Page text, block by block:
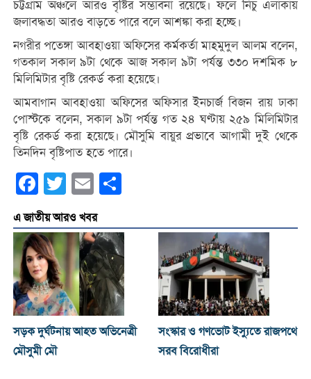
চট্টগ্রাম অঞ্চলে আরও বৃষ্টির সম্ভাবনা রয়েছে। ফলে নিচু এলাকায়
জলাবদ্ধতা আরও বাড়তে পারে বলে আশঙ্কা করা হচ্ছে।
নগরীর পতেঙ্গা আবহাওয়া অফিসের কর্মকর্তা মাহমুদুল আলম বলেন,
গতকাল সকাল ৯টা থেকে আজ সকাল ৯টা পর্যন্ত ৩৩০ দশমিক ৮
মিলিমিটার বৃষ্টি রেকর্ড করা হয়েছে।
আমবাগান আবহাওয়া অফিসের অফিসার ইনচার্জ বিজন রায় ঢাকা
পোস্টকে বলেন, সকাল ৯টা পর্যন্ত গত ২৪ ঘণ্টায় ২৫৯ মিলিমিটার
বৃষ্টি রেকর্ড করা হয়েছে। মৌসুমি বায়ুর প্রভাবে আগামী দুই থেকে
তিনদিন বৃষ্টিপাত হতে পারে।
Facebook
Twitter Email
এ জাতীয় আরও খবর
সড়ক দুর্ঘটনায় আহত অভিনেত্রী
মৌসুমী মৌ
সংস্কার ও গণভোট ইস্যুতে রাজপথে
সরব বিরোধীরা